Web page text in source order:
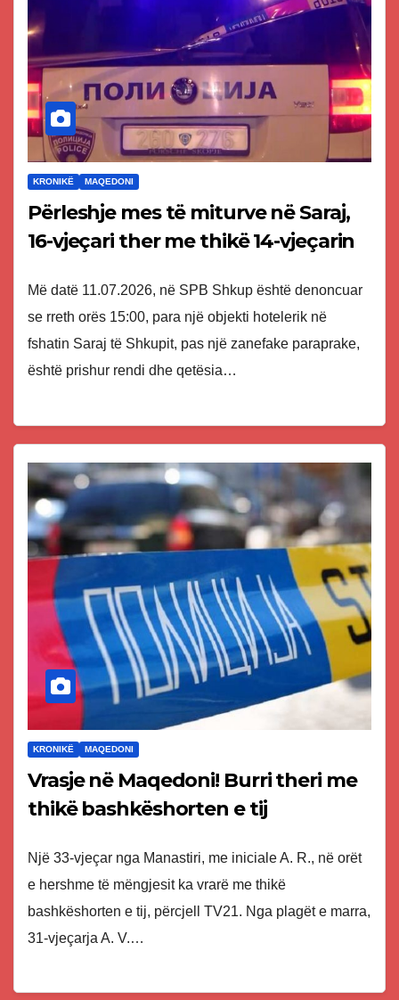
KRONIKË MAQEDONI
Përleshje mes të miturve në Saraj,
16-vjeçari ther me thikë 14-vjeçarin
Më datë 11.07.2026, në SPB Shkup është denoncuar
se rreth orës 15:00, para një objekti hotelerik në
fshatin Saraj të Shkupit, pas një zanefake paraprake,
është prishur rendi dhe qetësia…
KRONIKË MAQEDONI
Vrasje në Maqedoni! Burri theri me
thikë bashkëshorten e tij
Një 33-vjeçar nga Manastiri, me iniciale A. R., në orët
e hershme të mëngjesit ka vrarë me thikë
bashkëshorten e tij, përcjell TV21. Nga plagët e marra,
31-vjeçarja A. V.…